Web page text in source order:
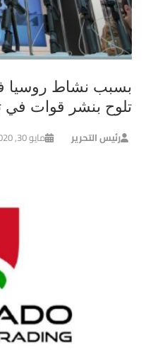
بسبب نشاط روسيا
تلوح بنشر قوات
رئيس التحرير مايو 30, 2020